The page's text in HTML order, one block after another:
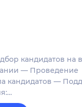
кандидатов на
— Проведение
кандидатов —